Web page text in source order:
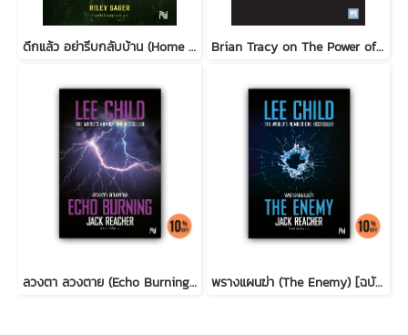
ดึกแล้ว อย่ารีบกลับบ้าน (Home Before Dark) Brian Tracy on The Power of Self-Confidence
ลวงตา ลวงตาย (Echo Burning) [ฉบับปรับปรุง] #5 พรางแผนฆ่า (The Enemy) [ฉบับปรับปรุง] #8